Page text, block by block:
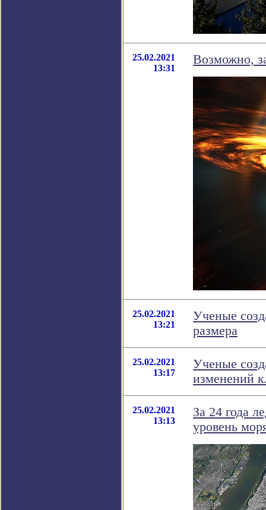
25.02.2021
13:31
Возможно,
25.02.2021
13:21
Ученые
размера
25.02.2021
13:17
Ученые
изменений
25.02.2021
13:13
За 24 года
уровень